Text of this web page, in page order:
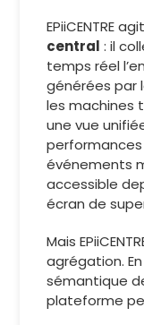
EPiiCENTRE
central : il
temps réel
générées par
les machines
une vue
événements
accessible
écran de
Mais
agrégation.
sémantique
plateforme